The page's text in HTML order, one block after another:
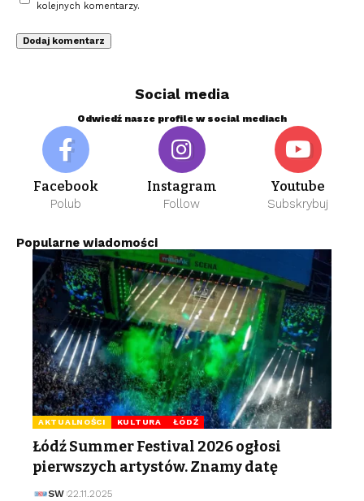
kolejnych komentarzy.
Social media
Odwiedź nasze profile w social mediach
Facebook
Polub
Instagram
Follow
Youtube
Subskrybuj
Popularne wiadomości
AKTUALNOŚCI KULTURA ŁÓDŹ
Łódź Summer Festival 2026 ogłosi
pierwszych artystów. Znamy datę
SW 22.11.2025